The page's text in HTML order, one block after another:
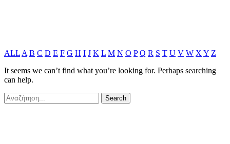
ALL A B C D E F G H I J K L M N O P Q R S T U V W X Y Z
It seems we can’t find what you’re looking for. Perhaps searching
can help.